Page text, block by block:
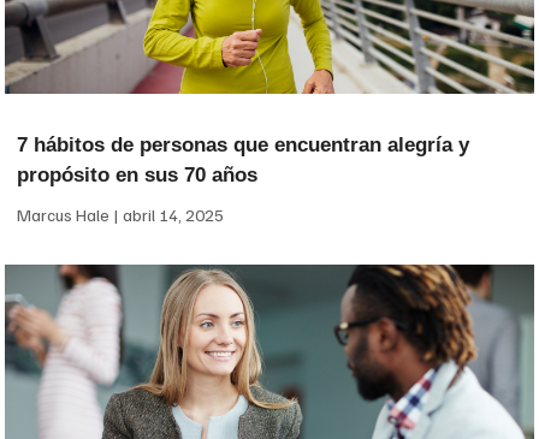
7 hábitos de personas que encuentran alegría y
propósito en sus 70 años
Marcus Hale abril 14, 2025